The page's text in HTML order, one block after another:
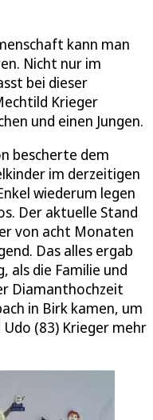
kann man
Nicht nur im
bei dieser
Krieger
und einen Jungen.
bescherte dem
im derzeitigen
wiederum legen
Der aktuelle Stand
von acht Monaten
Das alles ergab
als die Familie und
Diamanthochzeit
in Birk kamen, um
(83) Krieger mehr